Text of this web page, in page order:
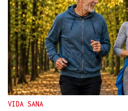
VIDA SANA